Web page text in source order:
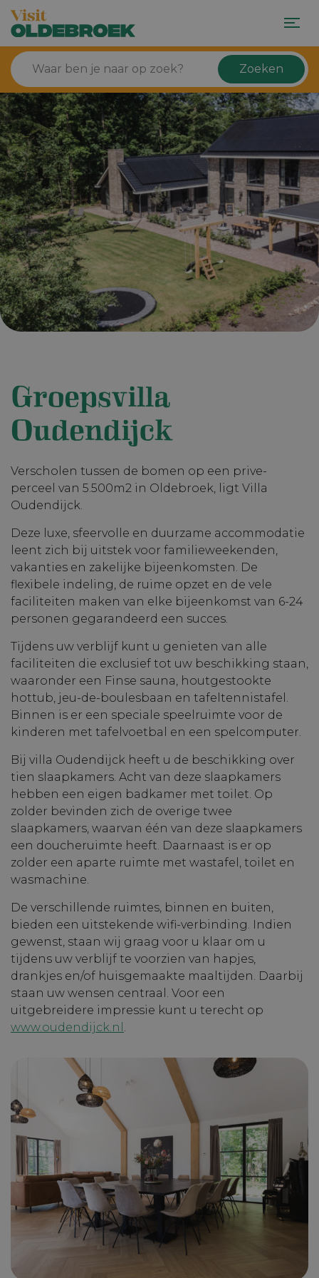
Zoeken
Groepsvilla
Oudendijck
Verscholen tussen de bomen op een prive-
perceel van 5.500m2 in Oldebroek, ligt Villa
Oudendijck.
Deze luxe, sfeervolle en duurzame accommodatie
leent zich bij uitstek voor familieweekenden,
vakanties en zakelijke bijeenkomsten. De
flexibele indeling, de ruime opzet en de vele
faciliteiten maken van elke bijeenkomst van 6-24
personen gegarandeerd een succes.
Tijdens uw verblijf kunt u genieten van alle
faciliteiten die exclusief tot uw beschikking staan,
waaronder een Finse sauna, houtgestookte
hottub, jeu-de-boulesbaan en tafeltennistafel.
Binnen is er een speciale speelruimte voor de
kinderen met tafelvoetbal en een spelcomputer.
Bij villa Oudendijck heeft u de beschikking over
tien slaapkamers. Acht van deze slaapkamers
hebben een eigen badkamer met toilet. Op
zolder bevinden zich de overige twee
slaapkamers, waarvan één van deze slaapkamers
een doucheruimte heeft. Daarnaast is er op
zolder een aparte ruimte met wastafel, toilet en
wasmachine.
De verschillende ruimtes, binnen en buiten,
bieden een uitstekende wifi-verbinding. Indien
gewenst, staan wij graag voor u klaar om u
tijdens uw verblijf te voorzien van hapjes,
drankjes en/of huisgemaakte maaltijden. Daarbij
staan uw wensen centraal. Voor een
uitgebreidere impressie kunt u terecht op
www.oudendijck.nl